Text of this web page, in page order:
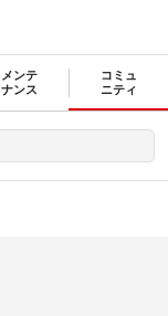
メンテ
ナンス
コミュ
ニティ